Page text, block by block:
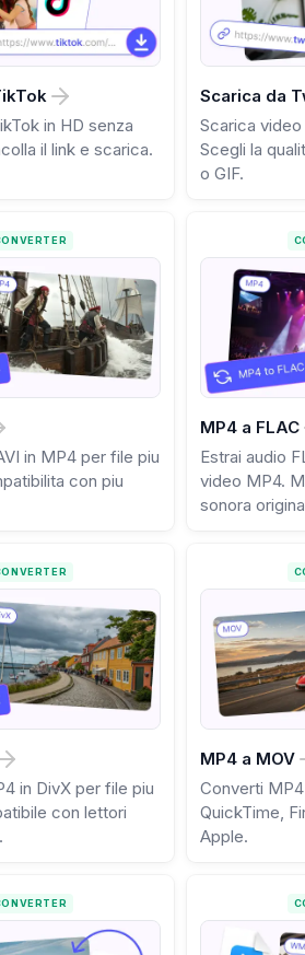
in HD senza
il link e scarica.
Scarica da
Scarica
Scegli la
o GIF.
in MP4 per file piu
con piu
MP4 a FLAC
Estrai audio
video MP4.
sonora
in DivX per file piu
con lettori
MP4 a MOV
Converti
QuickTime,
Apple.